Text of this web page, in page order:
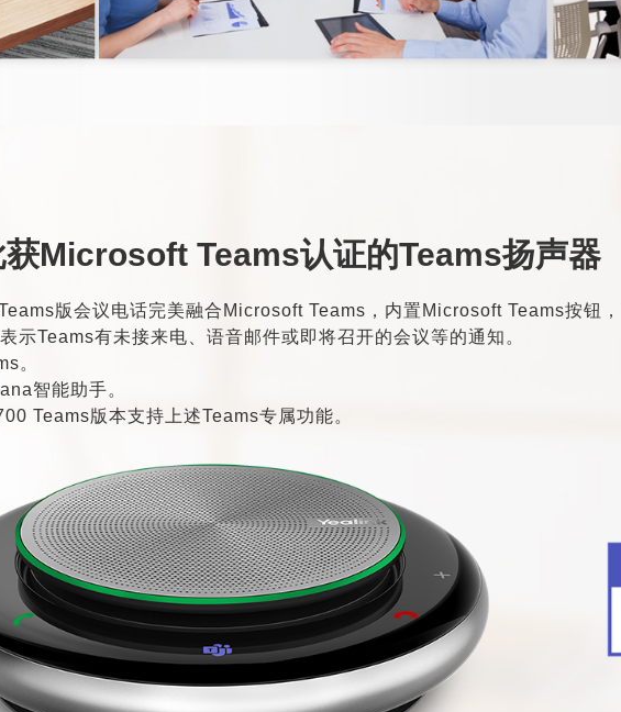
获Microsoft Teams认证的Teams扬声器
版会议电话完美融合Microsoft Teams，内置Microsoft Teams按钮
示Teams有未接来电、语音邮件或即将召开的会议等的通知。
。
智能助手。
Teams版本支持上述Teams专属功能。